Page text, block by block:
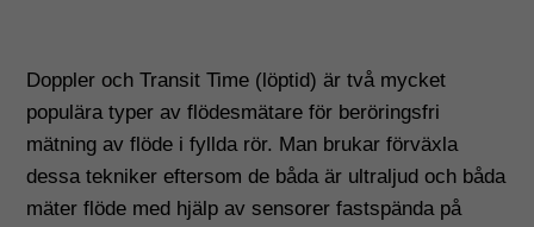
Doppler och Transit Time (löptid) är två mycket
populära typer av flödesmätare för beröringsfri
mätning av flöde i fyllda rör. Man brukar förväxla
dessa tekniker eftersom de båda är ultraljud och båda
mäter flöde med hjälp av sensorer fastspända på